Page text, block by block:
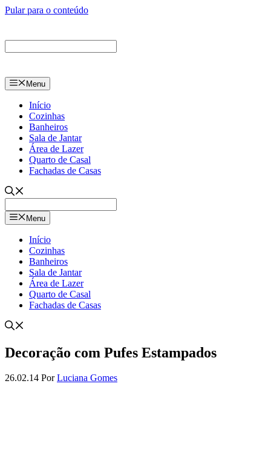
Pular para o conteúdo
Menu
Início
Cozinhas
Banheiros
Sala de Jantar
Área de Lazer
Quarto de Casal
Fachadas de Casas
Menu
Início
Cozinhas
Banheiros
Sala de Jantar
Área de Lazer
Quarto de Casal
Fachadas de Casas
Decoração com Pufes Estampados
26.02.14 PorLuciana Gomes